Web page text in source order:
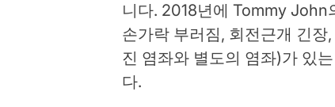
니다. 2018년에 Tommy John
손가락 부러짐, 회전근개 긴
진 염좌와 별도의 염좌)가 있
다.